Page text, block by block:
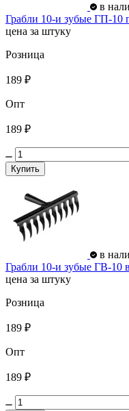
в
Грабли 10-и зубые ГП-10
цена за штуку
Розница
189 ₽
Опт
189 ₽
Купить
в
Грабли 10-и зубые ГВ-10
цена за штуку
Розница
189 ₽
Опт
189 ₽